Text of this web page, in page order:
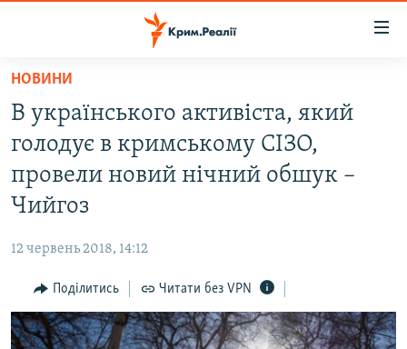
Перейти
основного
матеріалу
до
основної
Перейти
пошуку
ВОДА.КРИМ
ВІДЕО ТА ФОТО
ПОЛІТИКА
ПОГЛЯД
ІНТЕРВ'Ю
ВСЕ ЗА ДЕНЬ
НОВИНИ
В українського активіста, який
голодує в кримському СІЗО,
провели новий нічний обшук –
Чийгоз
12 червень 2018, 14:12
Поділитись Читати без VPN